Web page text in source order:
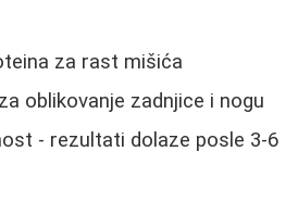
za rast mišića
oblikovanje zadnjice i nogu
- rezultati dolaze posle 3-6